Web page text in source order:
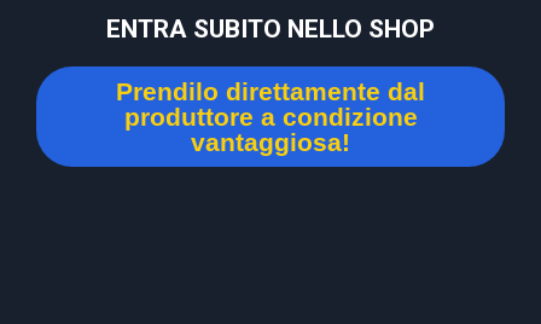
ENTRA SUBITO NELLO SHOP
Prendilo direttamente dal
produttore a condizione
vantaggiosa!